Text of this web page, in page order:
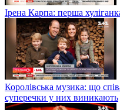
Ірена Карпа: перша
Королівська музика: що
суперечки у них виникають